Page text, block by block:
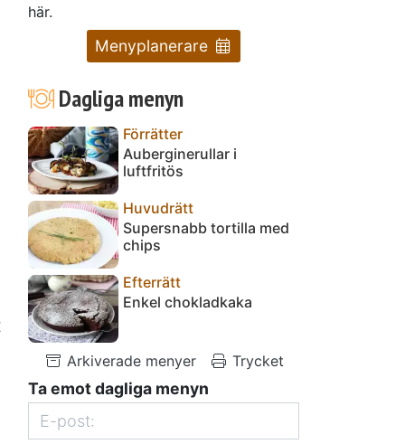
här.
Menyplanerare
Dagliga menyn
Förrätter
Auberginerullar i
luftfritös
Huvudrätt
Supersnabb tortilla med
chips
Efterrätt
Enkel chokladkaka
Arkiverade menyer Trycket
Ta emot dagliga menyn